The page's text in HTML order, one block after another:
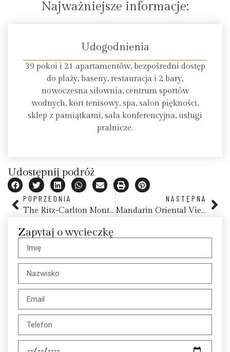
Najważniejsze informacje:
Udogodnienia
39 pokoi i 21 apartamentów, bezpośredni dostęp
do plaży, baseny, restauracja i 2 bary,
nowoczesna siłownia, centrum sportów
wodnych, kort tenisowy, spa, salon piękności,
sklep z pamiątkami, sala konferencyjna, usługi
pralnicze.
Udostępnij podróż
POPRZEDNIA
The Ritz-Carlton Montreal
NASTĘPNA
Mandarin Oriental Vienna
Zapytaj o wycieczkę